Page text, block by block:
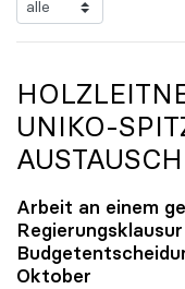
UNIKO-
AUSTAUSCH
Arbeit an einem
Oktober